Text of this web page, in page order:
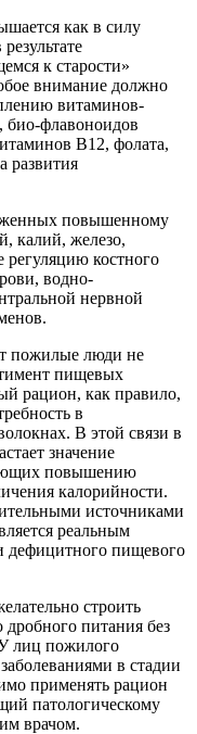
как в силу
к старости»
внимание должно
витаминов-
био-флавоноидов
В12, фолата,
развития
повышенному
калий, железо,
костного
водно-
нервной
пожилые люди не
пищевых
рацион, как правило,
в
В этой связи в
значение
повышению
калорийности.
источниками
реальным
дефицитного пищевого
строить
дробного питания без
лиц пожилого
в стадии
применять рацион
патологическому
врачом.